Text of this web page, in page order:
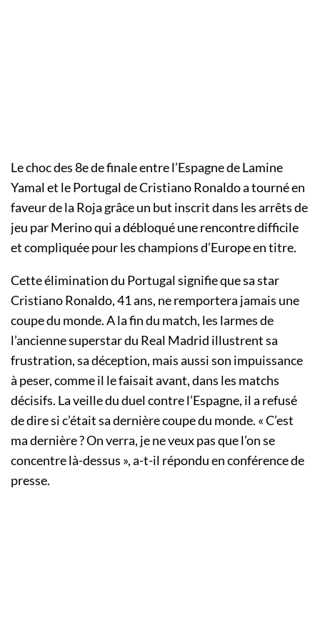
Le choc des 8e de finale entre l’Espagne de Lamine
Yamal et le Portugal de Cristiano Ronaldo a tourné en
faveur de la Roja grâce un but inscrit dans les arrêts de
jeu par Merino qui a débloqué une rencontre difficile
et compliquée pour les champions d’Europe en titre.
Cette élimination du Portugal signifie que sa star
Cristiano Ronaldo, 41 ans, ne remportera jamais une
coupe du monde. A la fin du match, les larmes de
l’ancienne superstar du Real Madrid illustrent sa
frustration, sa déception, mais aussi son impuissance
à peser, comme il le faisait avant, dans les matchs
décisifs. La veille du duel contre l’Espagne, il a refusé
de dire si c’était sa dernière coupe du monde. « C’est
ma dernière ? On verra, je ne veux pas que l’on se
concentre là-dessus », a-t-il répondu en conférence de
presse.